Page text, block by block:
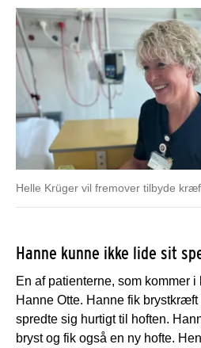
Helle Krüger vil fremover tilbyde
Hanne kunne ikke lide sit
En af patienterne, som kommer
Hanne Otte. Hanne fik
spredte sig hurtigt til hoften.
bryst og fik også en ny hofte.